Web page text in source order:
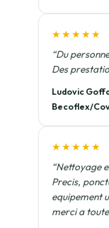
★★★★★
“Du
Des
Ludovic
Becoflex/
★★★★★
“Nettoyage
Precis,
equipement
merci a